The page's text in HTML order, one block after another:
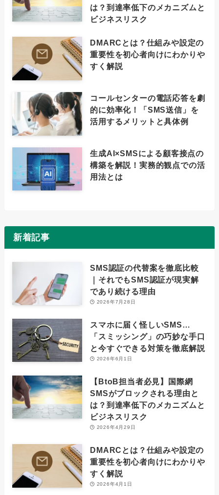
は？到達率低下のメカニズムと
ビジネスリスク
DMARCとは？仕組みや設定の
重要性を初心者向けにわかりや
すく解説
コールセンターの電話応答を劇
的に効率化！「SMS送信」を
活用するメリットと具体例
生成AI×SMSによる顧客接点の
構築を解説！実務的観点での活
用法とは
新着記事
SMS認証の代替案を徹底比較
｜それでもSMS認証が現実解
であり続ける理由
2026年7月28日
スマホに届く怪しいSMS…
「スミッシング」の巧妙な手口
と今すぐできる対策を徹底解説
2026年6月1日
【BtoB担当者必見】国際網
SMSがブロックされる理由と
は？到達率低下のメカニズムと
ビジネスリスク
2026年4月29日
DMARCとは？仕組みや設定の
重要性を初心者向けにわかりや
すく解説
2026年4月1日